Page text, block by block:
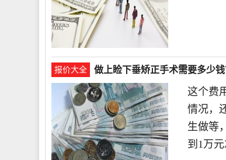
报价大全 做上睑下垂矫正手术需要多少钱
这个费
情况，
生做等
到1万